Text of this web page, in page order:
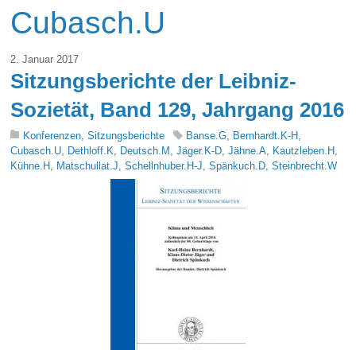
Cubasch.U
2. Januar 2017
Sitzungsberichte der Leibniz-
Sozietät, Band 129, Jahrgang 2016
Konferenzen,Sitzungsberichte Banse.G, Bernhardt.K-H ,
Cubasch.U, Dethloff.K, Deutsch.M ,Jäger.K-D,Jähne.A, Kautzleben.H ,
Kühne.H , Matschullat.J,Schellnhuber.H-J,Spänkuch.D,Steinbrecht.W